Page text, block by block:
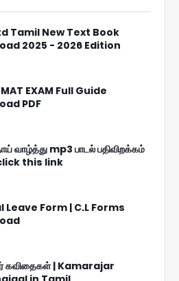
Tamil New Text Book
2025 - 2026 Edition
EXAM Full Guide
PDF
வாழ்த்து mp3 பாடல் பதிவிறக்கம்
this link
Leave Form | C.L Forms
கவிதைகள் | Kamarajar